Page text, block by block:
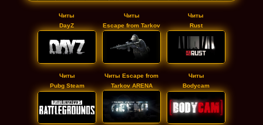
Читы
DayZ
Читы
Escape from Tarkov
Читы
Rust
Читы
Pubg Steam
Читы
Bodycam
Читы Escape from
Tarkov ARENA